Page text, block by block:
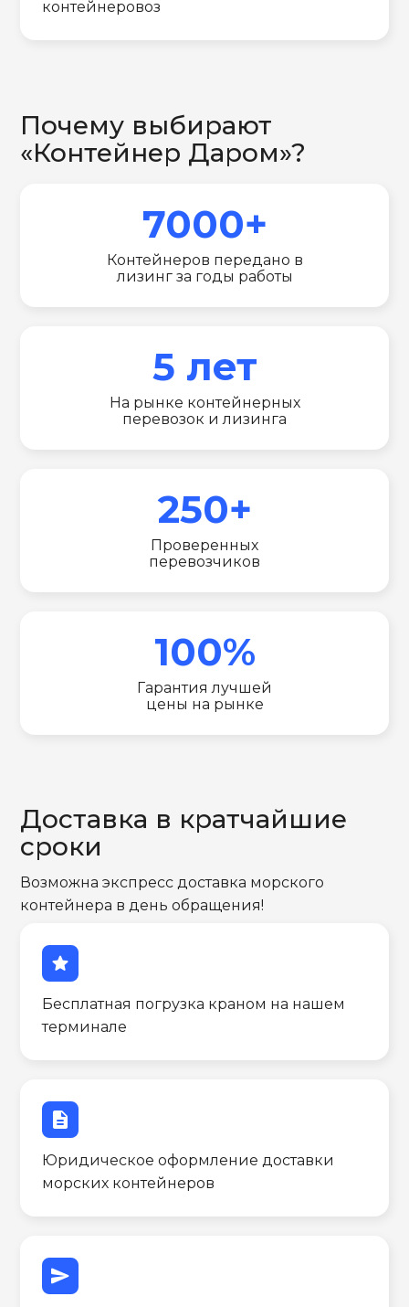
контейнеровоз
Почему выбирают
«Контейнер Даром»?
7000+
Контейнеров передано в
лизинг за годы работы
5 лет
На рынке контейнерных
перевозок и лизинга
250+
Проверенных
перевозчиков
100%
Гарантия лучшей
цены на рынке
Доставка в кратчайшие
сроки
Возможна экспресс доставка морского
контейнера в день обращения!
star
Бесплатная погрузка краном на нашем
терминале
description
Юридическое оформление доставки
морских контейнеров
send